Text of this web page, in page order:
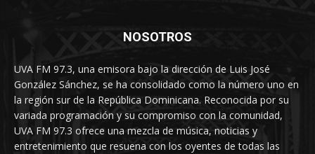
NOSOTROS
UVA FM 97.3, una emisora bajo la dirección de Luis José
González Sánchez, se ha consolidado como la número uno en
la región sur de la República Dominicana. Reconocida por su
variada programación y su compromiso con la comunidad,
UVA FM 97.3 ofrece una mezcla de música, noticias y
entretenimiento que resuena con los oyentes de todas las